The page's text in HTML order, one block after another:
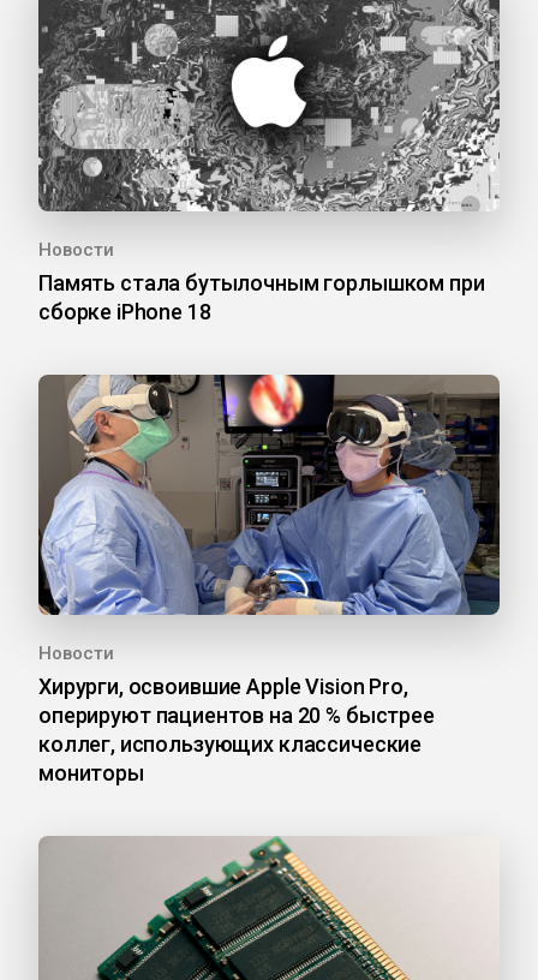
Новости
Память стала бутылочным горлышком при
сборке iPhone 18
Новости
Хирурги, освоившие Apple Vision Pro,
оперируют пациентов на 20 % быстрее
коллег, использующих классические
мониторы